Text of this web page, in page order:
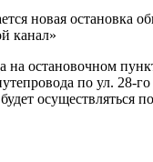
на остановочном
по ул. 28-
осуществляться